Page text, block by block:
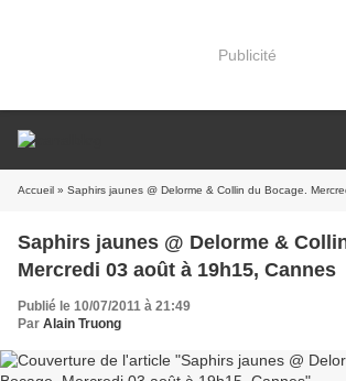
Publicité
Accueil » Saphirs jaunes @ Delorme & Collin du Bocage. Mercredi
Saphirs jaunes @ Delorme &
Mercredi 03 août à 19h15, Cannes
Publié le 10/07/2011 à 21:49
Par Alain Truong